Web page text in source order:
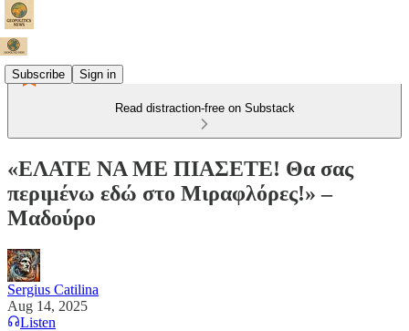
Subscribe Sign in
Read distraction-free on Substack
«ΕΛΑΤΕ ΝΑ ΜΕ ΠΙΑΣΕΤΕ! Θα σας
περιμένω εδώ στο Μιραφλόρες!» –
Μαδούρο
Sergius Catilina
Aug 14, 2025
Listen